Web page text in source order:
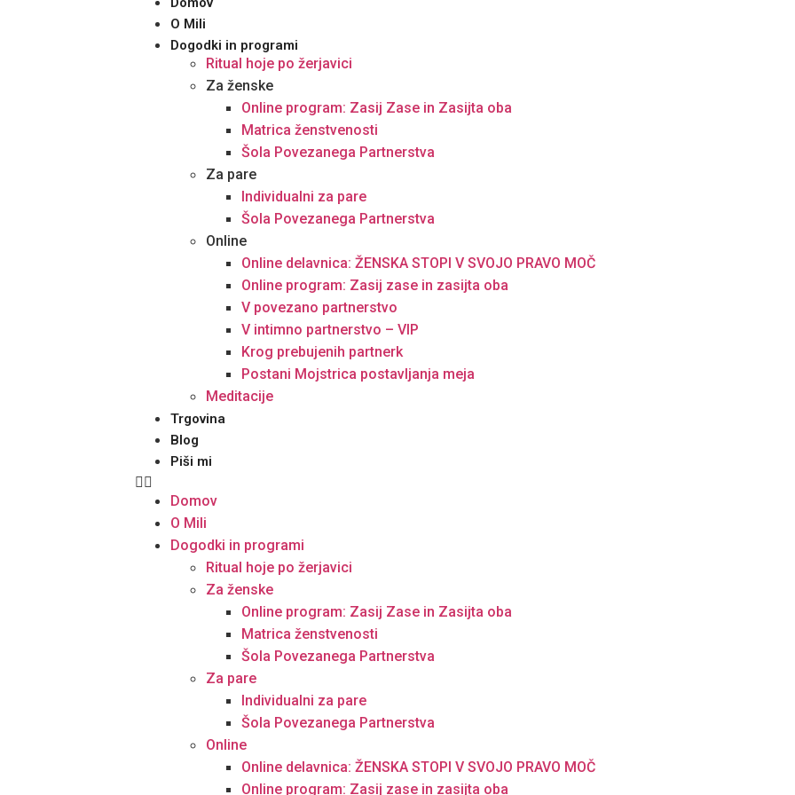
O Mili
Dogodki in programi
Ritual hoje po žerjavici
Za ženske
Online program: Zasij Zase in Zasijta oba
Matrica ženstvenosti
Šola Povezanega Partnerstva
Za pare
Individualni za pare
Šola Povezanega Partnerstva
Online
Online delavnica: ŽENSKA STOPI V SVOJO PRAVO MOČ
Online program: Zasij zase in zasijta oba
V povezano partnerstvo
V intimno partnerstvo – VIP
Krog prebujenih partnerk
Postani Mojstrica postavljanja meja
Meditacije
Trgovina
Blog
Piši mi
Domov
O Mili
Dogodki in programi
Ritual hoje po žerjavici
Za ženske
Online program: Zasij Zase in Zasijta oba
Matrica ženstvenosti
Šola Povezanega Partnerstva
Za pare
Individualni za pare
Šola Povezanega Partnerstva
Online
Online delavnica: ŽENSKA STOPI V SVOJO PRAVO MOČ
Online program: Zasij zase in zasijta oba